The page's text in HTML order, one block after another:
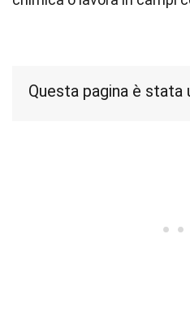
Questa pagina è stata